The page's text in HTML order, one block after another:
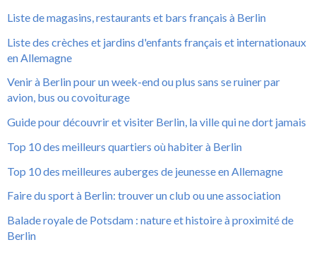
Liste de magasins, restaurants et bars français à Berlin
Liste des crèches et jardins d'enfants français et internationaux
en Allemagne
Venir à Berlin pour un week-end ou plus sans se ruiner par
avion, bus ou covoiturage
Guide pour découvrir et visiter Berlin, la ville qui ne dort jamais
Top 10 des meilleurs quartiers où habiter à Berlin
Top 10 des meilleures auberges de jeunesse en Allemagne
Faire du sport à Berlin: trouver un club ou une association
Balade royale de Potsdam : nature et histoire à proximité de
Berlin